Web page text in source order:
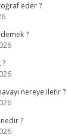
eder ?
?
nereye iletir ?
?